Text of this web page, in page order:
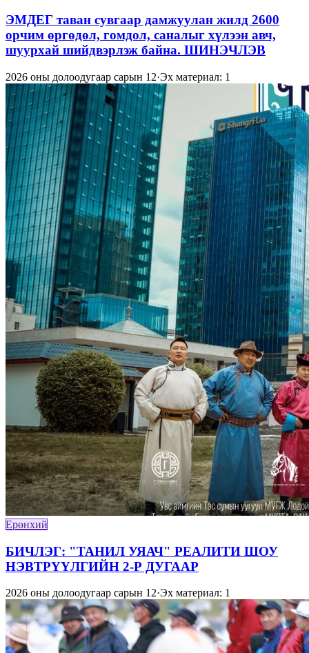
ЭМДЕГ таван сувгаар дамжуулан жилд 2600
орчим өргөдөл, гомдол, саналыг хүлээн авч,
шуурхай шийдвэрлэж байна. ШИНЭЧЛЭВ
2026 оны долоодугаар сарын 12·Эх материал: 1
Ерөнхий
БИЧЛЭГ: "ТАНИЛ УЯАЧ" РЕАЛИТИ ШОУ
НЭВТРҮҮЛГИЙН 2-Р ДУГААР
2026 оны долоодугаар сарын 12·Эх материал: 1